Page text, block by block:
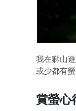
我在獅山
或少都有
賞螢心